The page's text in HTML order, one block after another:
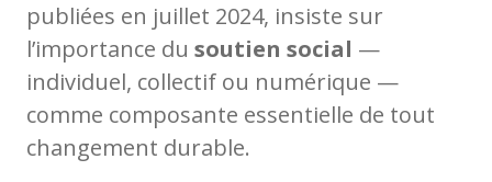
publiées en juillet 2024, insiste sur
l’importance du soutien social —
individuel, collectif ou numérique —
comme composante essentielle de tout
changement durable.